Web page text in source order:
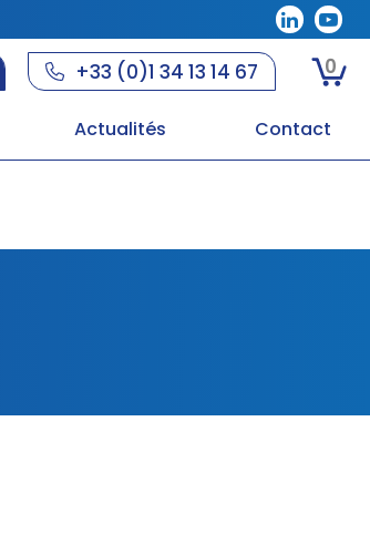
+33 (0)1 34 13 14 67 0
Actualités Contact